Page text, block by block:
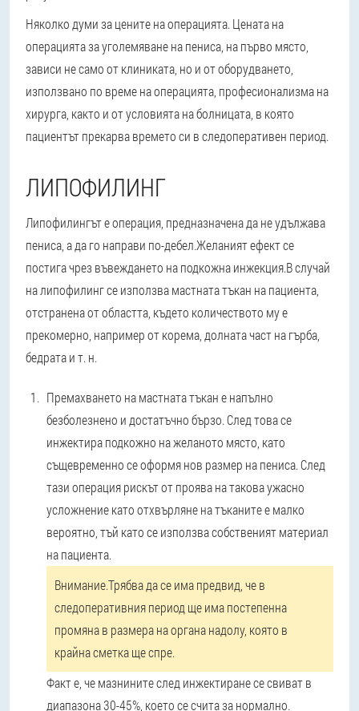
Няколко думи за цените на операцията. Цената на
операцията за уголемяване на пениса, на първо място,
зависи не само от клиниката, но и от оборудването,
използвано по време на операцията, професионализма на
хирурга, както и от условията на болницата, в която
пациентът прекарва времето си в следоперативен период.
ЛИПОФИЛИНГ
Липофилингът е операция, предназначена да не удължава
пениса, а да го направи по-дебел.Желаният ефект се
постига чрез въвеждането на подкожна инжекция.В случай
на липофилинг се използва мастната тъкан на пациента,
отстранена от областта, където количеството му е
прекомерно, например от корема, долната част на гърба,
бедрата и т. н.
Премахването на мастната тъкан е напълно
безболезнено и достатъчно бързо. След това се
инжектира подкожно на желаното място, като
същевременно се оформя нов размер на пениса. След
тази операция рискът от проява на такова ужасно
усложнение като отхвърляне на тъканите е малко
вероятно, тъй като се използва собственият материал
на пациента.
Внимание.Трябва да се има предвид, че в
следоперативния период ще има постепенна
промяна в размера на органа надолу, която в
крайна сметка ще спре.
Факт е, че мазнините след инжектиране се свиват в
диапазона 30-45%, което се счита за нормално.